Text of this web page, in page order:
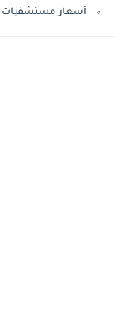
أسعار مستشفيات